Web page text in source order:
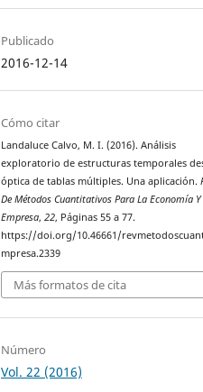
Publicado
2016-12-14
Cómo citar
Landaluce Calvo, M. I. (2016). Análisis
exploratorio de estructuras temporales
óptica de tablas múltiples. Una aplicación.
De Métodos Cuantitativos Para La Economía Y
Empresa,22, Páginas 55 a 77.
https://doi.org/10.46661/
mpresa.2339
Más formatos de cita
Número
Vol. 22 (2016)